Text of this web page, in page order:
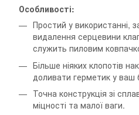
Особливості:
Простий у використанні,
видалення серцевини
служить пиловим
Більше ніяких клопотів
доливати герметик у ваш
Точна конструкція зі
міцності та малої ваги.